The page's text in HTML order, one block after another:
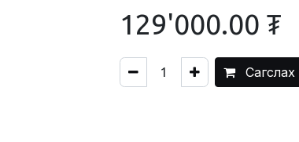
129'000.00 ₮
Сагслах